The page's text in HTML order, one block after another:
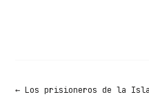
←Los prisioneros de la